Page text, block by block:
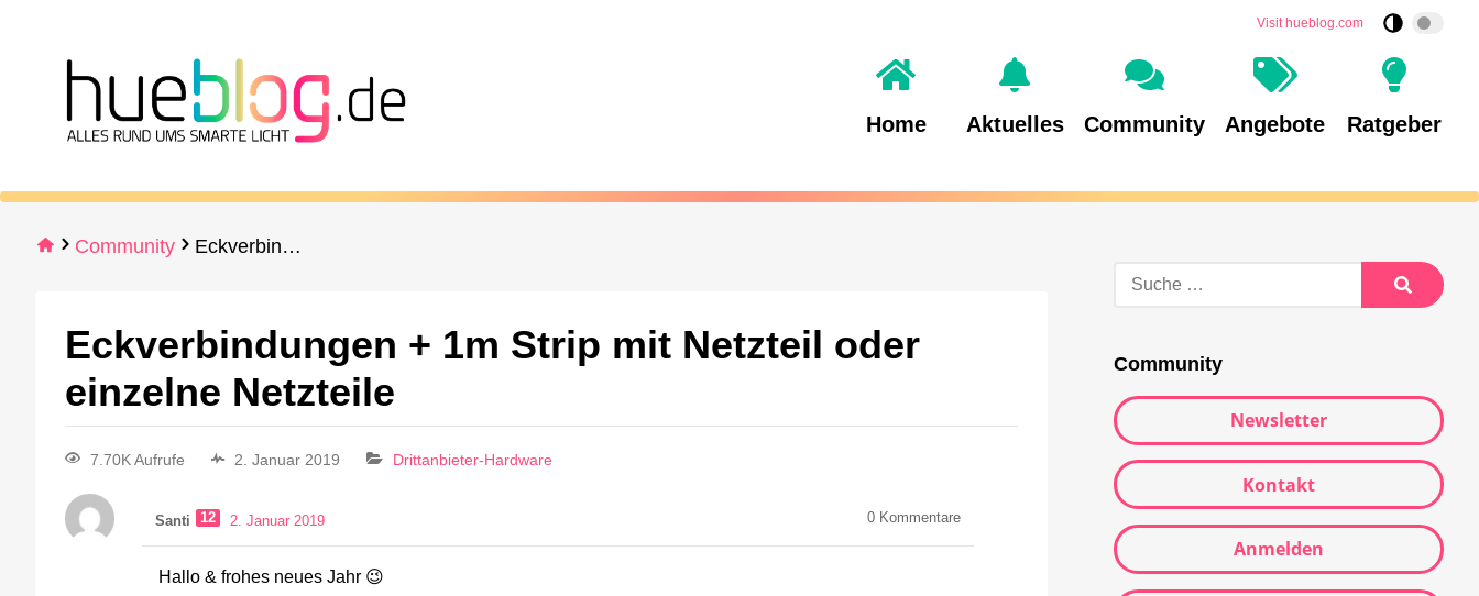
Visit hueblog.com
Home Aktuelles Community Angebote Ratgeber
Community Eckverbindungen + 1m Strip mit Netzteil oder einzelne Netzteile
Eckverbindungen + 1m Strip mit Netzteil oder
einzelne Netzteile
7.70K Aufrufe 2. Januar 2019 Drittanbieter-Hardware
Santi 12 2. Januar 2019 0 Kommentare
Hallo & frohes neues Jahr 😉
Community
Newsletter
Kontakt
Anmelden